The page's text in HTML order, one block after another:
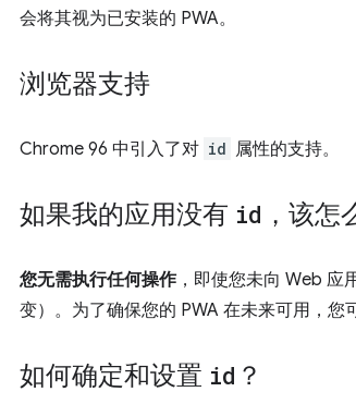
会将其视为已安装的 PWA。
浏览器支持
Chrome 96 中引入了对 id 属性的支持。
如果我的应用没有 id ，该怎
您无需执行任何操作，即使您未向 Web 应
变）。为了确保您的 PWA 在未来可用，您
如何确定和设置 id ？